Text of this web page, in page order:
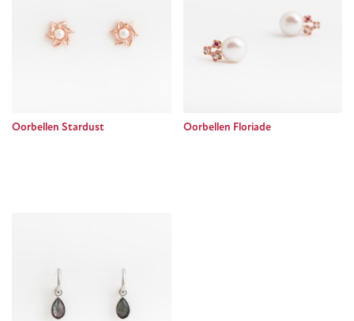
Oorbellen Stardust Oorbellen Floriade